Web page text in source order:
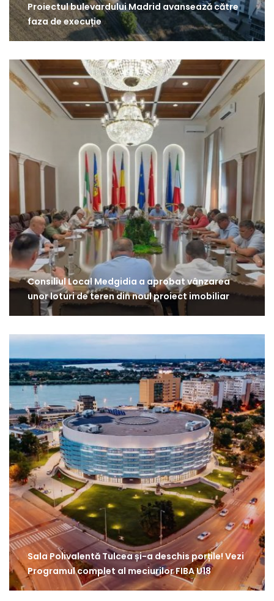
Proiectul bulevardului Madrid avansează către
faza de execuție
Consiliul Local Medgidia a aprobat vânzarea
unor loturi de teren din noul proiect imobiliar
Sala Polivalentă Tulcea și-a deschis porțile! Vezi
Programul complet al meciurilor FIBA U18